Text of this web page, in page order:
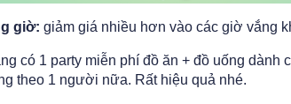
giờ: giảm giá nhiều hơn vào các giờ vắng
có 1 party miễn phí đồ ăn + đồ uống dành
theo 1 người nữa. Rất hiệu quả nhé.